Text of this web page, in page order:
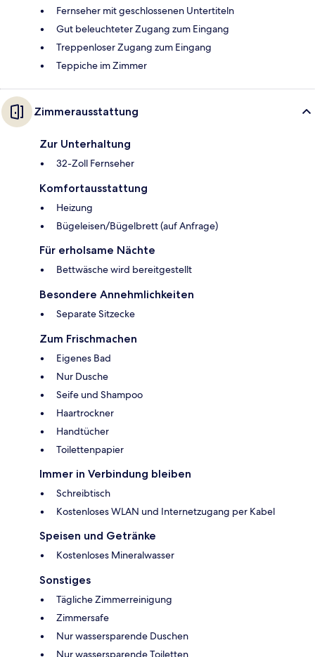
Fernseher mit geschlossenen Untertiteln
Gut beleuchteter Zugang zum Eingang
Treppenloser Zugang zum Eingang
Teppiche im Zimmer
Zimmerausstattung
Zur Unterhaltung
32-Zoll Fernseher
Komfortausstattung
Heizung
Bügeleisen/Bügelbrett (auf Anfrage)
Für erholsame Nächte
Bettwäsche wird bereitgestellt
Besondere Annehmlichkeiten
Separate Sitzecke
Zum Frischmachen
Eigenes Bad
Nur Dusche
Seife und Shampoo
Haartrockner
Handtücher
Toilettenpapier
Immer in Verbindung bleiben
Schreibtisch
Kostenloses WLAN und Internetzugang per Kabel
Speisen und Getränke
Kostenloses Mineralwasser
Sonstiges
Tägliche Zimmerreinigung
Zimmersafe
Nur wassersparende Duschen
Nur wassersparende Toiletten